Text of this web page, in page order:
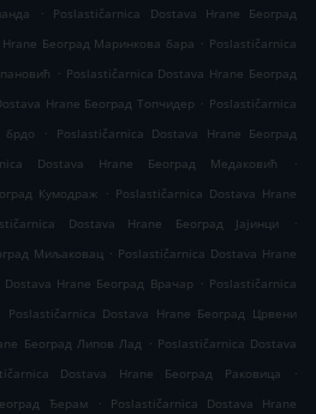
.
Poslastičarnica Dostava Hrane Београд
Београд Маринкова бара . Poslastičarnica
. Poslastičarnica Dostava Hrane Београд
Hrane Београд Топчидер . Poslastičarnica
.
Poslastičarnica Dostava Hrane Београд
Dostava Hrane Београд Медаковић
.
Кумодраж . Poslastičarnica Dostava Hrane
Dostava Hrane Београд Јајинци
.
Миљаковац . Poslastičarnica Dostava Hrane
Dostava Hrane Београд Врачар . Poslastičarnica
Poslastičarnica Dostava Hrane Београд Црвени
Београд Липов Лад . Poslastičarnica Dostava
Dostava Hrane Београд Раковица
.
Ђерам
.
Poslastičarnica Dostava Hrane